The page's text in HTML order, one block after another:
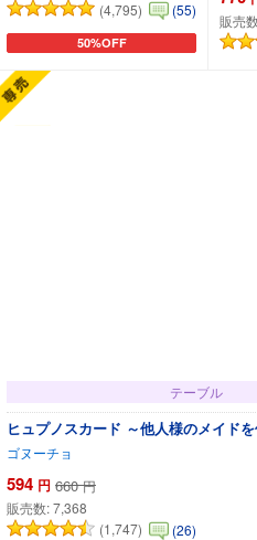
(4,795) (55)
50%OFF
カートに追加
販売
テーブル
ヒュプノスカード ～他人様のメイド
ゴヌーチョ
594 円 660 円
販売数:7,368
(1,747)
(26)